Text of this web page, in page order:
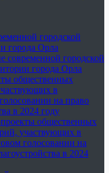
городской
города Орла
современной городской
города Орла
общественных
в
на право
в 2024 году
общественных
участвующих в
голосовании на
в 2024